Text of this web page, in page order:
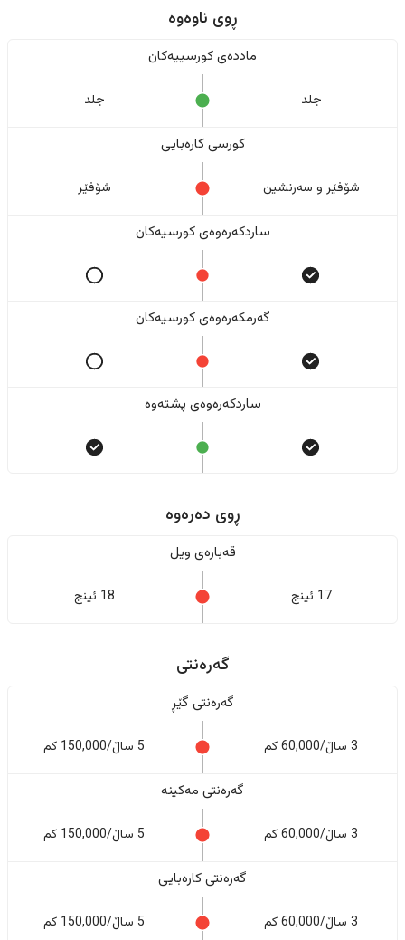
ڕوی ناوەوە
ماددەی کورسییەکان
جلد جلد
کورسی کارەبایی
شۆفێر و سەرنشین شۆفێر
ساردکەرەوەی کورسیەکان
گەرمکەرەوەی کورسیەکان
ساردکەرەوەی پشتەوە
ڕوی دەرەوە
قەبارەی ویل
17 ئینج 18 ئینج
گەرەنتی
گەرەنتی گێڕ
3 ساڵ/60,000 کم 5 ساڵ/150,000 کم
گەرەنتی مەکینە
3 ساڵ/60,000 کم 5 ساڵ/150,000 کم
گەرەنتی کارەبایی
3 ساڵ/60,000 کم 5 ساڵ/150,000 کم